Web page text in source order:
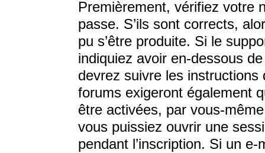
Premièrement, vérifiez votre
passe. S’ils sont corrects,
pu s’être produite. Si le
indiquiez avoir en-dessous
devrez suivre les
forums exigeront également
être activées, par vous-
vous puissiez ouvrir une
pendant l’inscription. Si un